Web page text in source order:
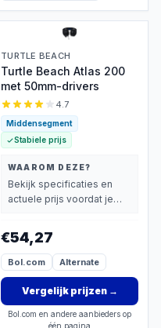
TURTLE BEACH
Turtle Beach Atlas 200
met 50mm-drivers
4.7
Middensegment
Stabiele prijs
WAAROM DEZE?
Bekijk specificaties en
actuele prijs voordat je
€54,27
Bol.com Alternate
Vergelijk prijzen→
Bol.com en andere aanbieders op
één pagina